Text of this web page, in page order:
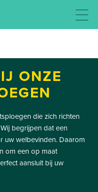
ONZE
die zich richten
begrijpen dat een
uw welbevinden. Daarom
om een op maat
aansluit bij uw